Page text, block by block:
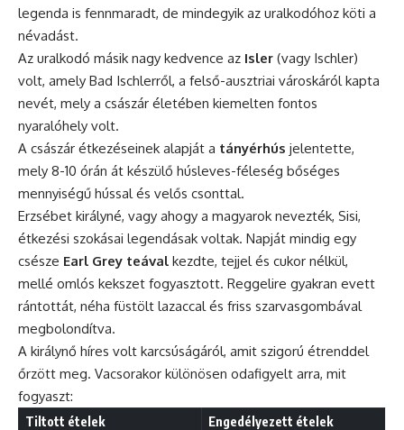
legenda is fennmaradt, de mindegyik az uralkodóhoz köti a
névadást.
Az uralkodó másik nagy kedvence az Isler (vagy Ischler)
volt, amely Bad Ischlerről, a felső-ausztriai városkáról kapta
nevét, mely a császár életében kiemelten fontos
nyaralóhely volt.
A császár étkezéseinek alapját a tányérhús jelentette,
mely 8-10 órán át készülő húsleves-féleség bőséges
mennyiségű hússal és velős csonttal.
Erzsébet királyné, vagy ahogy a magyarok nevezték, Sisi,
étkezési szokásai legendásak voltak. Napját mindig egy
csésze Earl Grey teával kezdte, tejjel és cukor nélkül,
mellé omlós kekszet fogyasztott. Reggelire gyakran evett
rántottát, néha füstölt lazaccal és friss szarvasgombával
megbolondítva.
A királynő híres volt karcsúságáról, amit szigorú étrenddel
őrzött meg. Vacsorakor különösen odafigyelt arra, mit
fogyaszt:
Tiltott ételek Engedélyezett ételek